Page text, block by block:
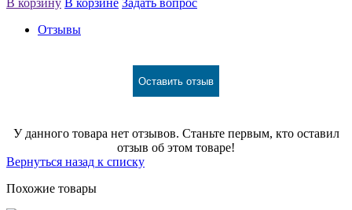
В корзину В корзине Задать вопрос
Отзывы
Оставить отзыв
У данного товара нет отзывов. Станьте первым, кто оставил
отзыв об этом товаре!
Вернуться назад к списку
Похожие товары